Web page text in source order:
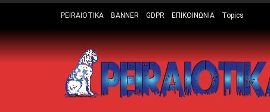
PEIRAIOTIKA BANNER GDPR ΕΠΙΚΟΙΝΩΝΙΑ Topics